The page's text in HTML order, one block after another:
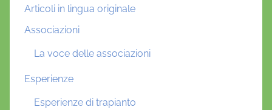
Articoli in lingua originale
Associazioni
La voce delle associazioni
Esperienze
Esperienze di trapianto